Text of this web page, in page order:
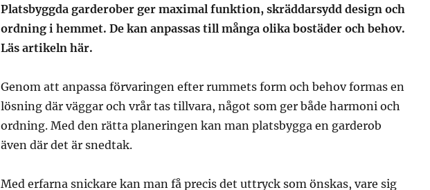
Platsbyggda garderober ger maximal funktion, skräddarsydd design och
ordning i hemmet. De kan anpassas till många olika bostäder och behov.
Läs artikeln här.
Genom att anpassa förvaringen efter rummets form och behov formas en
lösning där väggar och vrår tas tillvara, något som ger både harmoni och
ordning. Med den rätta planeringen kan man platsbygga en garderob
även där det är snedtak.
Med erfarna snickare kan man få precis det uttryck som önskas, vare sig